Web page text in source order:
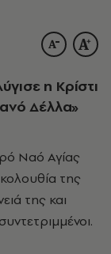
η Κρίστι
Δέλλα»
Ναό Αγίας
της
της και